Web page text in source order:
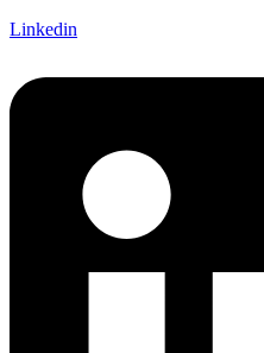
Linkedin